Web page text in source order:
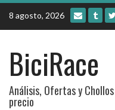
Skip
content
8 agosto, 2026
BiciRace
Análisis, Ofertas y
precio